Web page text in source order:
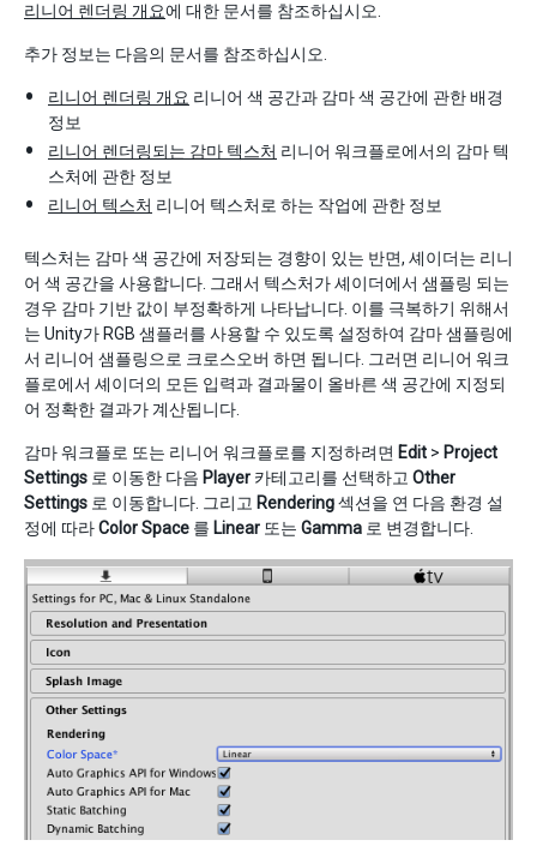
리니어 렌더링 개요에 대한 문서를 참조하십시오.
추가 정보는 다음의 문서를 참조하십시오.
리니어 렌더링 개요 리니어 색 공간과 감마 색 공간에 관한 배경
정보
리니어 렌더링되는 감마 텍스처 리니어 워크플로에서의 감마 텍
스처에 관한 정보
리니어 텍스처 리니어 텍스처로 하는 작업에 관한 정보
텍스처는 감마 색 공간에 저장되는 경향이 있는 반면, 셰이더는 리니
어 색 공간을 사용합니다. 그래서 텍스처가 셰이더에서 샘플링 되는
경우 감마 기반 값이 부정확하게 나타납니다. 이를 극복하기 위해서
는 Unity가 RGB 샘플러를 사용할 수 있도록 설정하여 감마 샘플링에
서 리니어 샘플링으로 크로스오버 하면 됩니다. 그러면 리니어 워크
플로에서 셰이더의 모든 입력과 결과물이 올바른 색 공간에 지정되
어 정확한 결과가 계산됩니다.
감마 워크플로 또는 리니어 워크플로를 지정하려면 Edit > Project
Settings 로 이동한 다음 Player 카테고리를 선택하고 Other
Settings 로 이동합니다. 그리고 Rendering섹션을 연 다음 환경 설
정에 따라Color Space 를 Linear 또는 Gamma 로 변경합니다.